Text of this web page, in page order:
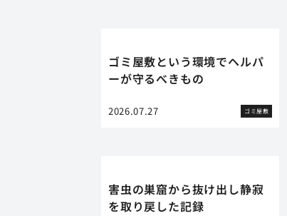
ゴミ屋敷という環境でヘルパ
ーが守るべきもの
2026.07.27 ゴミ屋敷
害虫の巣窟から抜け出し静寂
を取り戻した記録